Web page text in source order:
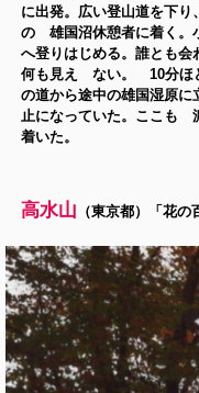
に出発。広い登山道を下り
の 雄国沼休憩者に着く。
へ登りはじめる。誰とも
何も見え ない。 10分ほ
の道から途中の雄国湿原に
止になっていた。ここも
着いた。
高水山 （東京都）「